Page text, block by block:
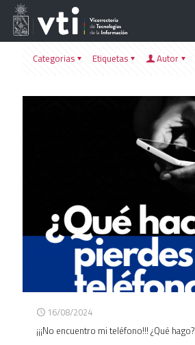
Categorias Etiquetas Autor
16/08/2024
¡¡¡No encuentro mi teléfono!!! ¿Qué hago?